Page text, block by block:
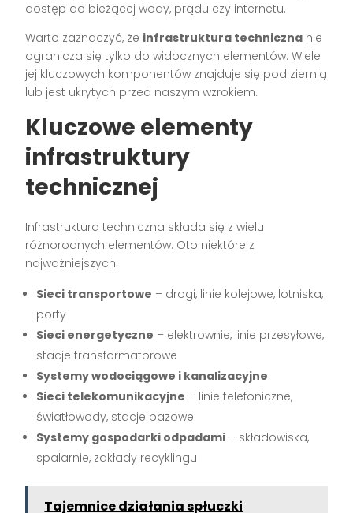
dostęp do bieżącej wody, prądu czy internetu.
Warto zaznaczyć, że infrastruktura techniczna nie
ogranicza się tylko do widocznych elementów. Wiele
jej kluczowych komponentów znajduje się pod ziemią
lub jest ukrytych przed naszym wzrokiem.
Kluczowe elementy
infrastruktury
technicznej
Infrastruktura techniczna składa się z wielu
różnorodnych elementów. Oto niektóre z
najważniejszych:
Sieci transportowe – drogi, linie kolejowe, lotniska,
porty
Sieci energetyczne – elektrownie, linie przesyłowe,
stacje transformatorowe
Systemy wodociągowe i kanalizacyjne
Sieci telekomunikacyjne – linie telefoniczne,
światłowody, stacje bazowe
Systemy gospodarki odpadami – składowiska,
spalarnie, zakłady recyklingu
Tajemnice działania spłuczki